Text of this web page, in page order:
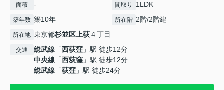
面積 - 間取り 1LDK
築年数 築10年 所在階 2階/2階建
所在地 東京都杉並区上荻４丁目
交通 総武線 「西荻窪 」駅 徒歩12分
中央線 「西荻窪 」駅 徒歩12分
総武線 「荻窪 」駅 徒歩24分